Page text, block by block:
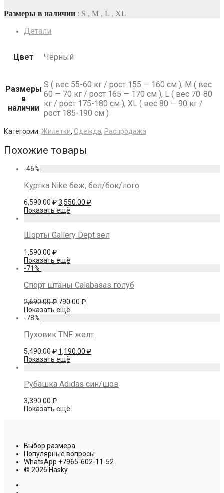
составляла3,990.00 ₽.
Размеры в наличии : S , M , L , XL
Детали
Цвет Чёрный
Размеры
в
наличии
S ( вес 55-60 кг / рост 155 — 160 см ), M ( вес
60 — 70 кг / рост 165 — 170 см ), L ( вес 70-80
кг / рост 175-180 см ), XL ( вес 80 — 90 кг /
рост 185-190 см )
Категории: Жилетки, Одежда, Распродажа
Похожие товары
-46%
Куртка Nike беж, бел/бок/лого
6,590.00₽Первоначальная
цена
3,550.00 ₽Текущая
Показать ещё
Шорты Gallery Dept зел
1,590.00 ₽
Показать ещё
-71%
Спорт штаны Calabasas голуб
2,690.00₽ Первоначальная
цена
790.00 ₽Текущая
Показать ещё
-78%
Пуховик TNF желт
5,490.00₽ Первоначальная
цена
1,190.00 ₽Текущая
Показать ещё
Рубашка Adidas син/шов
3,390.00 ₽
Показать ещё
Выбор размера
Популярные вопросы
WhatsApp +7965-602-11-52
© 2026 Hasky